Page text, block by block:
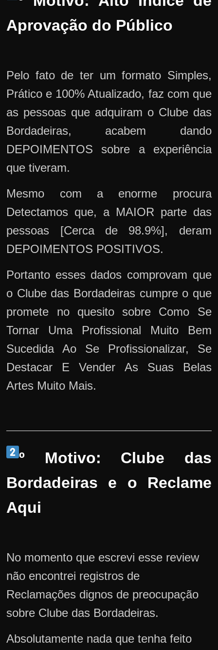
Aprovação do Público
Pelo fato de ter um formato Simples,
Prático e 100% Atualizado, faz com que
as pessoas que adquiram o Clube das
Bordadeiras, acabem dando
DEPOIMENTOS sobre a experiência
que tiveram.
Mesmo com a enorme procura
Detectamos que, a MAIOR parte das
pessoas [Cerca de 98.9%], deram
DEPOIMENTOS POSITIVOS.
Portanto esses dados comprovam que
o Clube das Bordadeiras cumpre o que
promete no quesito sobre Como Se
Tornar Uma Profissional Muito Bem
Sucedida Ao Se Profissionalizar, Se
Destacar E Vender As Suas Belas
Artes Muito Mais.
º Motivo: Clube das
Bordadeiras e o Reclame
Aqui
No momento que escrevi esse review
não encontrei registros de
Reclamações dignos de preocupação
sobre Clube das Bordadeiras.
Absolutamente nada que tenha feito